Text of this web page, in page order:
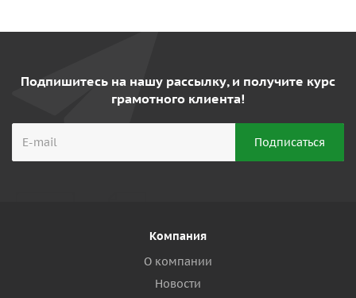
Подпишитесь на нашу рассылку, и получите курс
грамотного клиента!
Компания
О компании
Новости